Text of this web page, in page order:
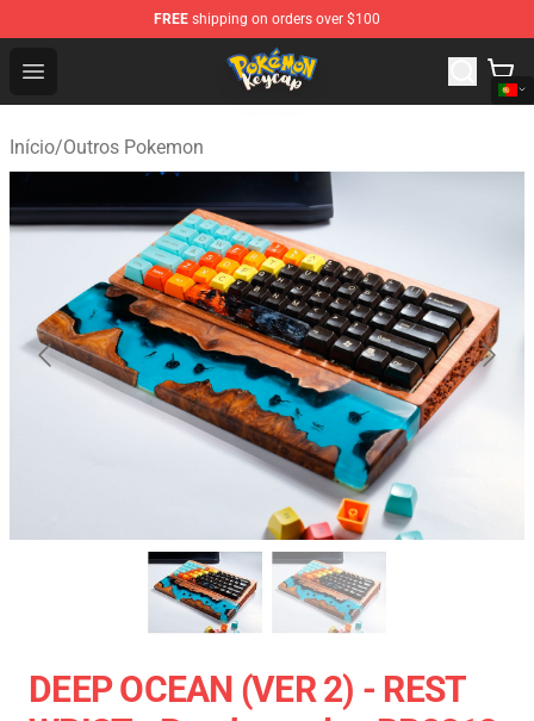
FREE shipping on orders over $100
Open menu
Pokemon Keycap Shop - The Best Store of Pokemon
Início/Outros Pokemon
DEEP OCEAN (VER 2) - REST